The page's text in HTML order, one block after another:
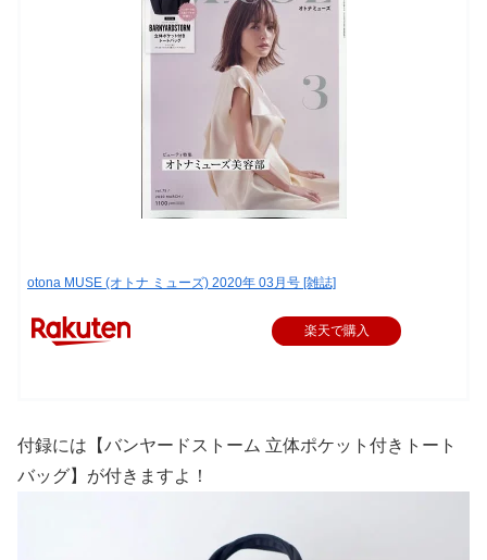
otona MUSE (オトナ ミューズ) 2020年 03月号 [雑誌]
楽天で購入
付録には【バンヤードストーム 立体ポケット付きトート
バッグ】が付きますよ！